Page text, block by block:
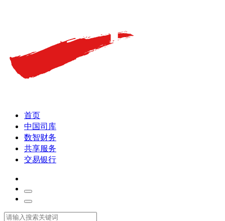
首页
中国司库
数智财务
共享服务
交易银行